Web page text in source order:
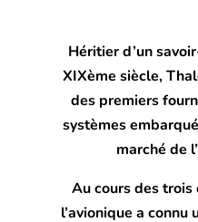
Héritier d’un
XIXème siècle,
des premiers
systèmes
marché de
Au cours des trois
l’avionique a